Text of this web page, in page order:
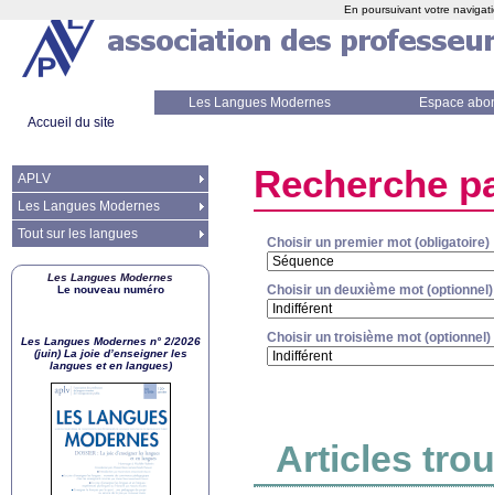
Les Langues Modernes
Espace
Accueil du site
Recherche
Choisir un premier mot (obligatoire)
Choisir un deuxième mot (optionnel)
Choisir un troisième mot (optionnel)
Articles
APLV
Les Langues Modernes
Tout sur les langues
Les Langues Modernes
Le nouveau numéro
Les Langues Modernes n° 2/2026
(juin) La joie d’enseigner les
langues et en langues)
En poursuivant votre